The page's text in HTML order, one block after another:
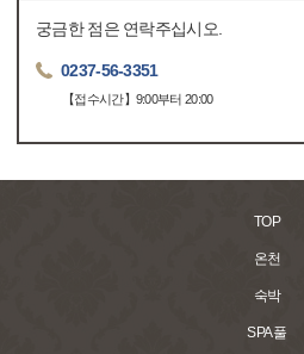
궁금한 점은 연락주십시오.
0237-56-3351
【접수시간】9:00부터 20:00
TOP
온천
숙박
SPA 풀